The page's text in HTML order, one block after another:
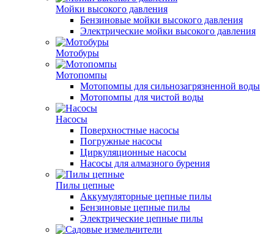
Мойки высокого давления
Бензиновые мойки высокого давления
Электрические мойки высокого давления
Мотобуры
Мотопомпы
Мотопомпы для сильнозагрязненной воды
Мотопомпы для чистой воды
Насосы
Поверхностные насосы
Погружные насосы
Циркуляционные насосы
Насосы для алмазного бурения
Пилы цепные
Аккумуляторные цепные пилы
Бензиновые цепные пилы
Электрические цепные пилы